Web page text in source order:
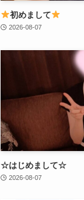
初めまして
2026-08-07
☆はじめまして☆
2026-08-07